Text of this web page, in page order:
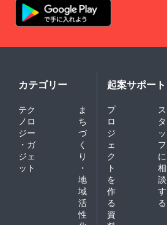
カテゴリー
テク
ノロ
ジー
・ガ
ジェ
ット
ま
ち
づ
く
り
・
地
域
活
性
起案サポート
プ
ロ
ジ
ェ
ク
ト
を
作
る
ス
タ
ッ
フ
に
相
談
す
る
資